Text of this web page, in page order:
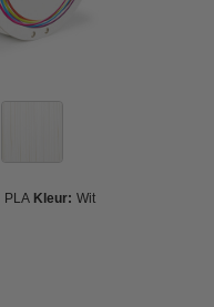
PLA Kleur: Wit